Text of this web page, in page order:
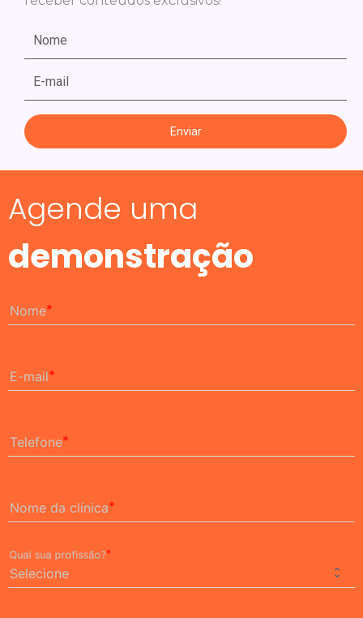
Enviar
Agende uma
demonstração
Nome
E-mail
Telefone
Nome da clínica
Qual sua profissão?